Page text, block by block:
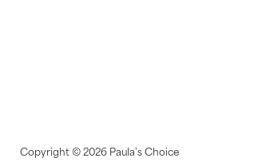
Copyright ©2026 Paula's Choice